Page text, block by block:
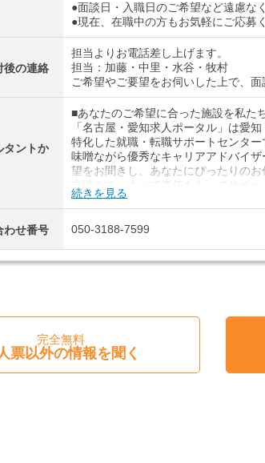
●面談日・入職日のご希望など遠慮な
●現在、在職中の方もお気軽にご応募
後の連絡
担当よりお電話差し上げます。
担当：加藤・中里・水谷・牧村
ご希望やご要望をお伺いした上で、面
タントか
■あなたのご希望に合った施設を私た
「名古屋・愛知求人ポータル」は愛
特化した就職・転職サポートセンタ
味噌ながら優秀なキャリアアドバイ
望をお聞きし、あなたにぴったりの
交渉まで、すべて責任をもってサポ
全！お悩みやお困りごとがあれば、
見学してみたい！求人情報のここを
扶養内、日勤のみ、夜勤のみ、未経
祝のみ、年休110日～、残業月10H、
可、ブランクOK、ボーナスあり、賞
4日以上OK、フリーター歓迎、パー
歴・年齢不問、シニア歓迎、経験者
ルタイム勤務、資格取得サポート制
続きを見る
わせ番号 050-3188-7599
完全無料
票以外の情報を聞く